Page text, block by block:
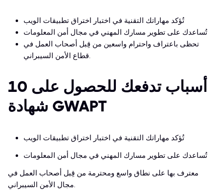
تُؤكد مهاراتك التقنية في اختبار اختراق تطبيقات الويب
تُساعدك على تطوير مسارك المهني في مجال أمن المعلومات
تحظى باعتراف واحترام واسعين من قِبل أصحاب العمل في
قطاع الأمن السيبراني.
10 أسباب تدفعك للحصول على
شهادة GWAPT
تُؤكد مهاراتك التقنية في اختبار اختراق تطبيقات الويب
تُساعدك على تطوير مسارك المهني في مجال أمن المعلومات
معترف بها على نطاق واسع ومحترمة من قِبل أصحاب العمل في
مجال الأمن السيبراني.